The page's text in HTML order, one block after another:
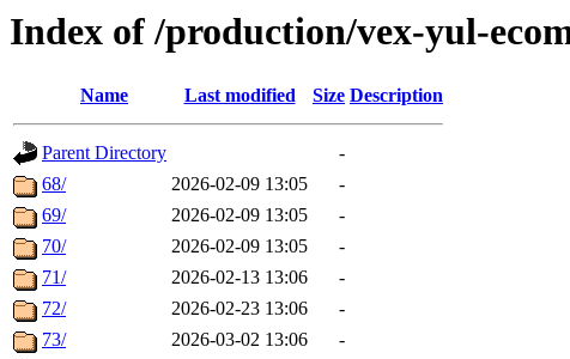
Index of /production/vex-yul-
Name Last modified Size Description
Parent Directory
-
68/
2026-02-09 13:05
-
69/
2026-02-09 13:05
-
70/
2026-02-09 13:05
-
71/
2026-02-13 13:06
-
72/
2026-02-23 13:06
-
73/
2026-03-02 13:06
-